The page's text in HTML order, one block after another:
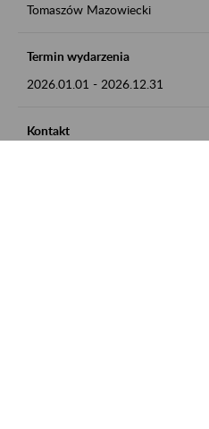
Tomaszów Mazowiecki
Termin wydarzenia
2026.01.01 - 2026.12.31
Kontakt